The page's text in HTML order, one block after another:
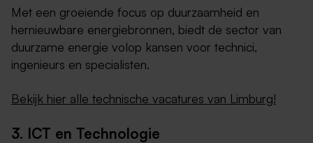
Met een groeiende focus op duurzaamheid en
hernieuwbare energiebronnen, biedt de sector van
duurzame energie volop kansen voor technici,
ingenieurs en specialisten.
Bekijk hier alle technische vacatures van Limburg!
3. ICT en Technologie